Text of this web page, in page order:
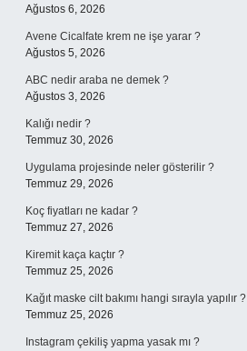
Ağustos 6, 2026
Avene Cicalfate krem ne işe yarar ?
Ağustos 5, 2026
ABC nedir araba ne demek ?
Ağustos 3, 2026
Kalığı nedir ?
Temmuz 30, 2026
Uygulama projesinde neler gösterilir ?
Temmuz 29, 2026
Koç fiyatları ne kadar ?
Temmuz 27, 2026
Kiremit kaça kaçtır ?
Temmuz 25, 2026
Kağıt maske cilt bakımı hangi sırayla yapılır ?
Temmuz 25, 2026
Instagram çekiliş yapma yasak mı ?